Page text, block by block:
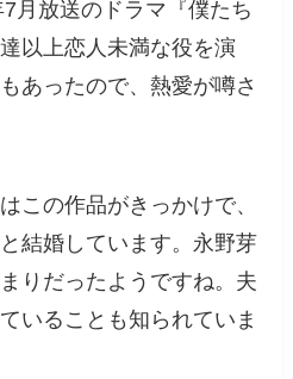
月放送のドラマ『僕たち
以上恋人未満な役を演
あったので、熱愛が噂さ
この作品がきっかけで、
結婚しています。永野芽
りだったようですね。夫
いることも知られていま